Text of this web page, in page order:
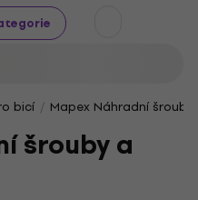
bicí Mapex Náhradní
šrouby a